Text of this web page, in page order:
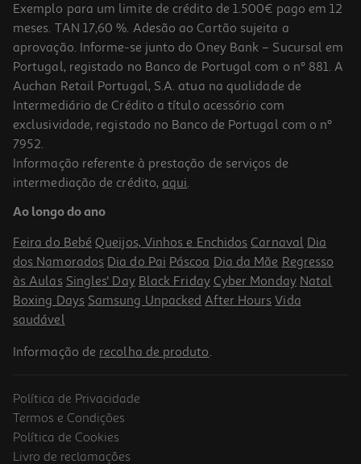
Agua Tonica Royal Bliss Berry 0.20l
4.95 €/Lt
0,99 €
Exemplo para um limite de crédito de 1.500€ pago em 12
meses. TAN 17,60 %. Adesão ao Cartão sujeita a
aprovação. Informe-se junto do Oney Bank – Sucursal em
Portugal, registado no Banco de Portugal com o nº 881. A
Auchan Retail Portugal, S.A. atua na qualidade de
Intermediário de Crédito a título acessório com
exclusividade, registado no Banco de Portugal com o nº
7952.
Informação referente à prestação de serviços de
intermediação de crédito, aqui.
Ao longo do ano
Feira do Bebé Queijos, Vinhos e Enchidos Carnaval Dia
dos Namorados Dia do Pai Páscoa Dia da Mãe Regresso
às Aulas Singles' Day Black Friday Cyber Monday Natal
Boxing Days Samsung Unpacked After Hours Vida
saudável
Informação de recolha de produto.
Política de Privacidade
Termos e Condições
Política de Cookies
Livro de reclamações